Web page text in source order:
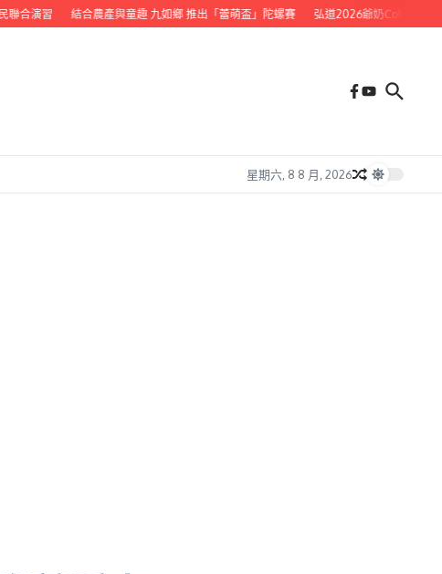
合演習 結合農產與童趣 九如鄉 推出「蕾萌盃」陀螺賽 弘道2026爺奶Color Walk健
星期六, 8 8 月, 2026